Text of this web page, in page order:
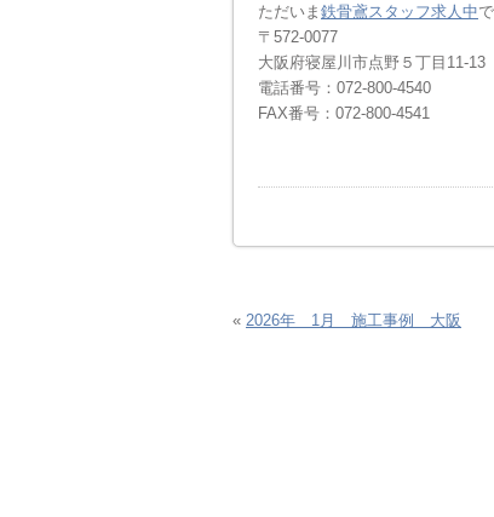
ただいま 鉄骨鳶スタッフ求人中
〒572-0077
大阪府寝屋川市点野５丁目11-
電話番号：072-800-4540
FAX番号：072-800-4541
« 2026年 1月 施工事例 大阪